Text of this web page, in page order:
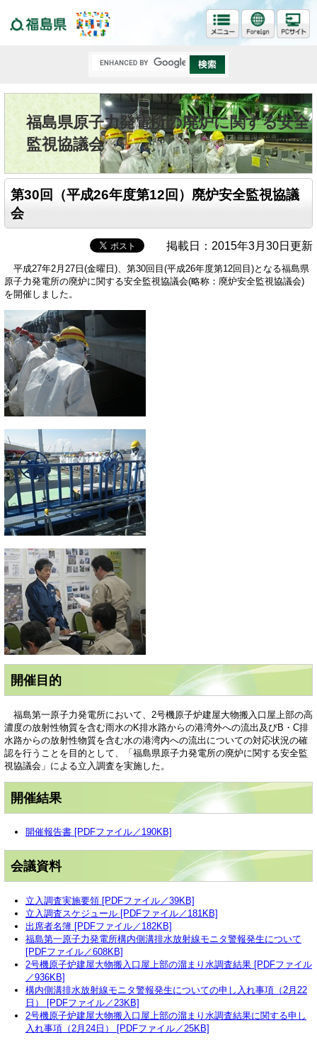
福島県原子力発電所の廃炉に関する安全
監視協議会
第30回（平成26年度第12回）廃炉安全監視協議
会
掲載日：2015年3月30日更新
平成27年2月27日(金曜日)、第30回目(平成26年度第12回目)となる福島県
原子力発電所の廃炉に関する安全監視協議会(略称：廃炉安全監視協議会)
を開催しました。
開催目的
福島第一原子力発電所において、2号機原子炉建屋大物搬入口屋上部の高
濃度の放射性物質を含む雨水のK排水路からの港湾外への流出及びB・C排
水路からの放射性物質を含む水の港湾内への流出についての対応状況の確
認を行うことを目的として、「福島県原子力発電所の廃炉に関する安全監
視協議会」による立入調査を実施した。
開催結果
開催報告書 [PDFファイル／190KB]
会議資料
立入調査実施要領 [PDFファイル／39KB]
立入調査スケジュール [PDFファイル／181KB]
出席者名簿 [PDFファイル／182KB]
福島第一原子力発電所構内側溝排水放射線モニタ警報発生について
[PDFファイル／608KB]
2号機原子炉建屋大物搬入口屋上部の溜まり水調査結果 [PDFファイル
／936KB]
構内側溝排水放射線モニタ警報発生についての申し入れ事項（2月22
日） [PDFファイル／23KB]
2号機原子炉建屋大物搬入口屋上部の溜まり水調査結果に関する申し
入れ事項（2月24日） [PDFファイル／25KB]